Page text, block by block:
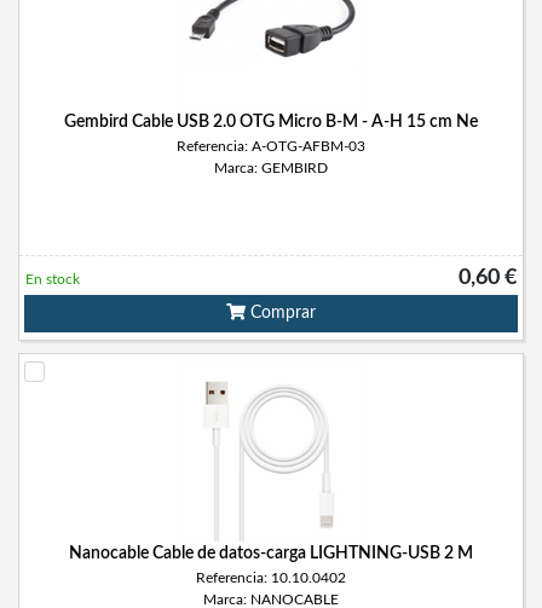
Gembird Cable USB 2.0 OTG Micro B-M - A-H 15 cm Ne
Referencia: A-OTG-AFBM-03
Marca: GEMBIRD
0,60 €
En stock
Comprar
Nanocable Cable de datos-carga LIGHTNING-USB 2 M
Referencia: 10.10.0402
Marca: NANOCABLE